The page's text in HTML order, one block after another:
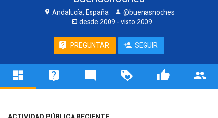
Andalucía, España
@buenasnoches
desde 2009 - visto 2009
PREGUNTAR SEGUIR
ACTIVIDAD PÚBLICA RECIENTE